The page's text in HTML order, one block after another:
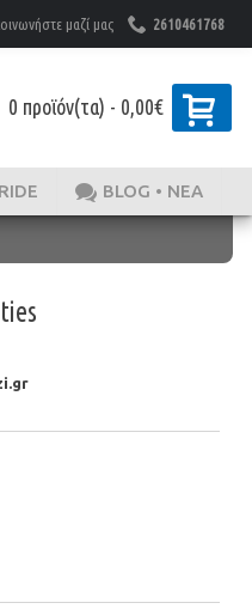
μαζί μας 2610461768
0 προϊόν(τα) - 0,00€
BLOG • ΝΕΑ